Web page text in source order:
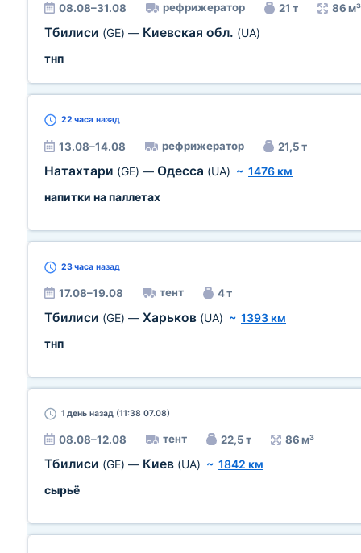
08.08–31.08 рефрижератор 21 т 86 м³
Тбилиси (GE) — Киевская обл. (UA)
тнп
22 часа назад
13.08–14.08 рефрижератор 21,5 т
Натахтари (GE) — Одесса (UA) ~ 1476 км
напитки на паллетах
23 часа назад
17.08–19.08 тент 4 т
Тбилиси (GE) — Харьков (UA) ~ 1393 км
тнп
1 день назад (11:38 07.08)
08.08–12.08 тент 22,5 т 86 м³
Тбилиси (GE) — Киев (UA) ~ 1842 км
сырьё